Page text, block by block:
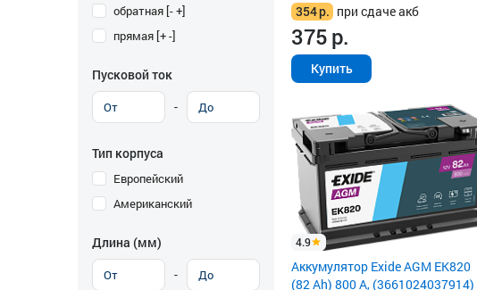
обратная [- +]
прямая [+ -]
Пусковой ток
-
Тип корпуса
Европейский
Американский
Длина (мм)
-
354р. при сдаче акб
375р.
Купить
4.9
Аккумулятор Exide AGM EK820
(82 Ah) 800 А, (3661024037914)